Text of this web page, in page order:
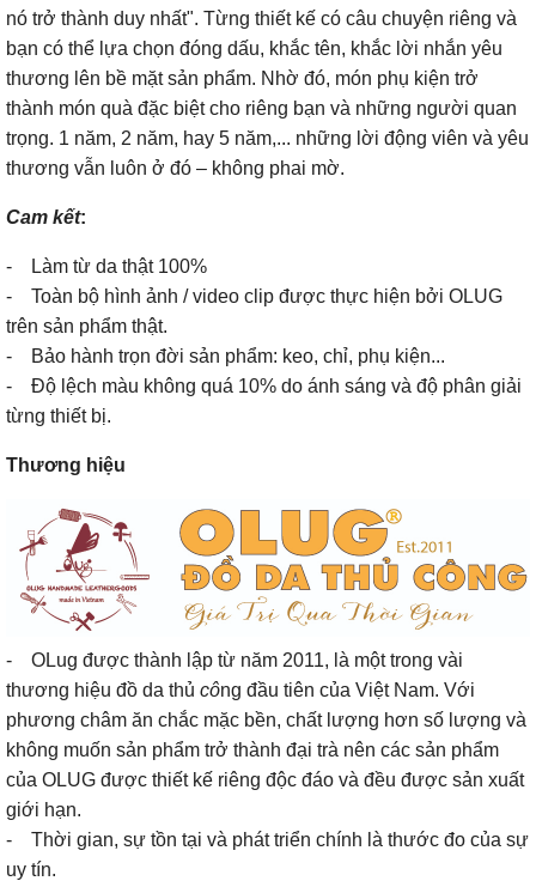
nó trở thành duy nhất". Từng thiết kế có câu chuyện riêng và
bạn có thể lựa chọn đóng dấu, khắc tên, khắc lời nhắn yêu
thương lên bề mặt sản phẩm. Nhờ đó, món phụ kiện trở
thành món quà đặc biệt cho riêng bạn và những người quan
trọng. 1 năm, 2 năm, hay 5 năm,... những lời động viên và yêu
thương vẫn luôn ở đó – không phai mờ.
Cam kết:
- Làm từ da thật 100%
- Toàn bộ hình ảnh / video clip được thực hiện bởi OLUG
trên sản phẩm thật.
- Bảo hành trọn đời sản phẩm: keo, chỉ, phụ kiện...
- Độ lệch màu không quá 10% do ánh sáng và độ phân giải
từng thiết bị.
Thương hiệu
- OLug được thành lập từ năm 2011, là một trong vài
thương hiệu đồ da thủ công đầu tiên của Việt Nam. Với
phương châm ăn chắc mặc bền, chất lượng hơn số lượng và
không muốn sản phẩm trở thành đại trà nên các sản phẩm
của OLUG được thiết kế riêng độc đáo và đều được sản xuất
giới hạn.
- Thời gian, sự tồn tại và phát triển chính là thước đo của sự
uy tín.